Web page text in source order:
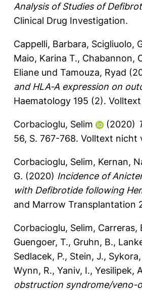
Analysis of Studies of
Clinical Drug Investigation.
Cappelli, Barbara, Scigliuolo,
Maio, Karina T., Chabannon,
Eliane und Tamouza, Ryad
and HLA‐A expression on
Haematology 195 (2).
Corbacioglu, Selim (2020)
56, S. 767-768. Volltext nicht
Corbacioglu, Selim, Kernan,
G. (2020) Incidence of
with Defibrotide following
and Marrow Transplantation
Corbacioglu, Selim, Carreras,
Guengoer, T., Gruhn, B.,
Sedlacek, P., Stein, J.,
Wynn, R., Yaniv, I., Yesilipek,
obstruction syndrome/veno-